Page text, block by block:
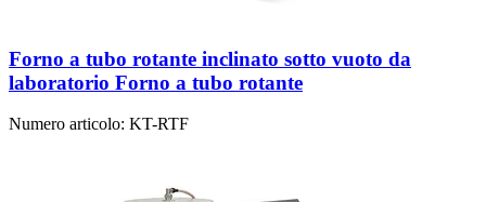
Forno a tubo rotante inclinato sotto vuoto da
laboratorio Forno a tubo rotante
Numero articolo: KT-RTF